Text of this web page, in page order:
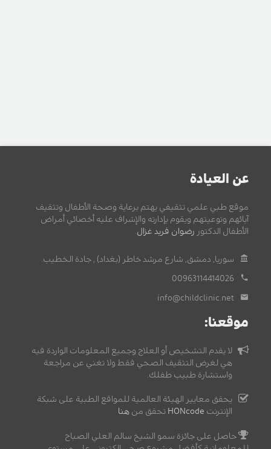
عن العيادة
موقع طبي علمي تثقيفي يهتم برعاية وصحة الأطفال وتثقيف
آبائهم وتوعيتهم ويقوم بإدارته والإشراف عليه أخصائي أمراض
الأطفال الدكتور رضوان فريد غزال.
سوريا, دمشق, شارع مرشد خاطر (بغداد) , جادة الخطيب.
00963114414026
info@childclinic.net
موقعنا:
لا يقدم التشخيص أو العلاج وجميع المعلومات الواردة فيه
هي لغرض التثقيف الصحي فقط ولا تغني عن مراجعة
واستشارة طبيب طفلك.
يحقق معايير الهيئة العالمية للمواقع الطبية على شبكة
الإنترنت HONcode تحقق من هنا
حاصل على جائزة سمو الشيخ سالم العلي الصباح